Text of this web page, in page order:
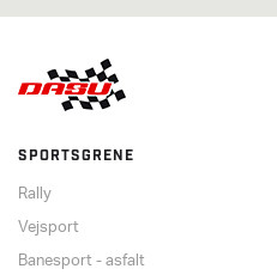
SPORTSGRENE
Rally
Vejsport
Banesport - asfalt